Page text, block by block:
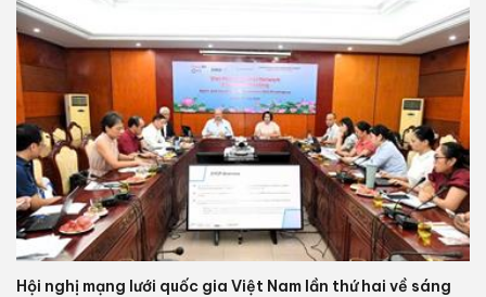
Hội nghị mạng lưới quốc gia Việt Nam lần thứ hai về sáng